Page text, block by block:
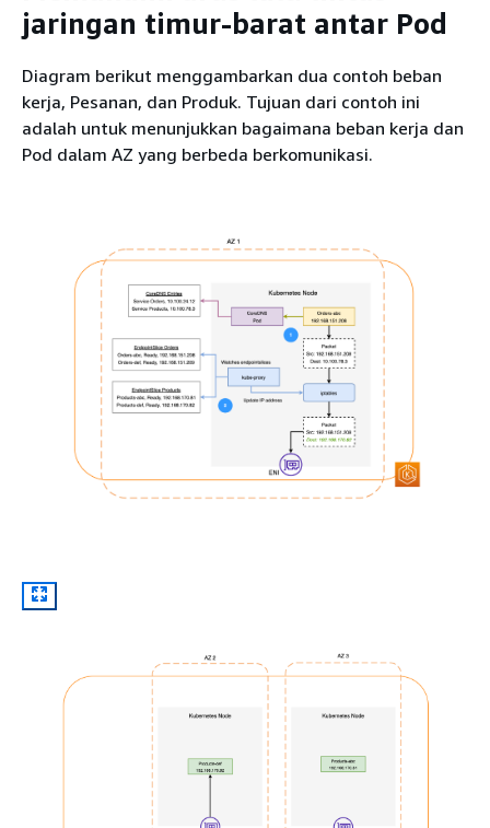
jaringan timur-barat antar Pod
Diagram berikut menggambarkan dua contoh beban
kerja, Pesanan, dan Produk. Tujuan dari contoh ini
adalah untuk menunjukkan bagaimana beban kerja dan
Pod dalam AZ yang berbeda berkomunikasi.